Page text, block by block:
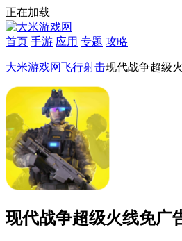
正在加载
首页 手游 应用 专题 攻略
大米游戏网飞行射击现代战争超级
现代战争超级火线免广